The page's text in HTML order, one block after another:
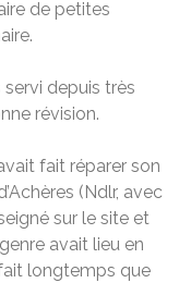
de petites
servi depuis très
révision.
fait réparer son
(Ndlr, avec
sur le site et
avait lieu en
longtemps que